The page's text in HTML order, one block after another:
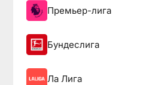
Премьер-лига
Бундеслига
Ла Лига